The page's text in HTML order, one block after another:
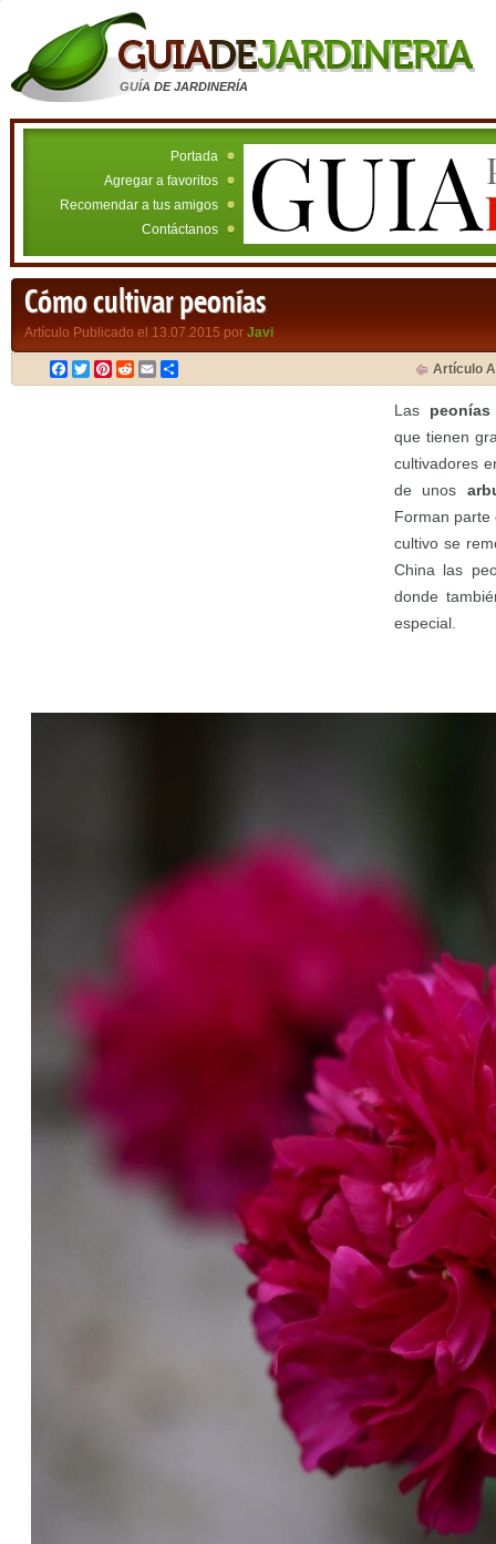
GUÍA DE JARDINERÍA
Portada
Agregar a favoritos
Recomendar a tus amigos
Contáctanos
Cómo cultivar peonías
Artículo Publicado el 13.07.2015 por Javi
Facebook
TwitterPinterest
RedditEmail Artículo
Las peonías
que tienen
cultivadores
de unos
Forman parte
cultivo se
China las
donde
especial.